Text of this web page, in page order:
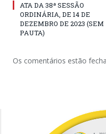
ATA DA 38ª SESSÃO
ORDINÁRIA, DE 14 DE
DEZEMBRO DE 2023 (SEM
PAUTA)
Os comentários estão